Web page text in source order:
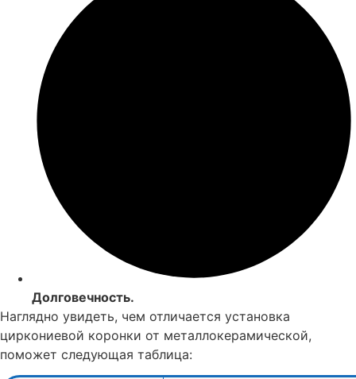
Долговечность.
Наглядно увидеть, чем отличается установка
циркониевой коронки от металлокерамической,
поможет следующая таблица: